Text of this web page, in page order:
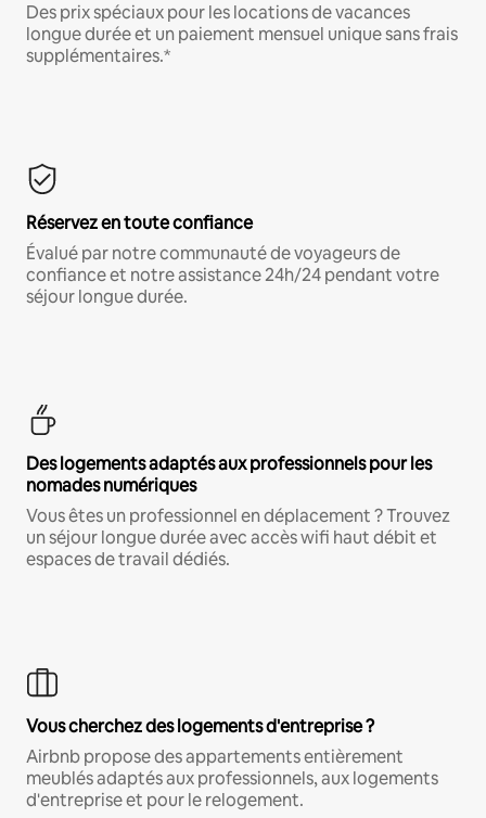
Des prix spéciaux pour les locations de vacances
longue durée et un paiement mensuel unique sans frais
supplémentaires.*
Réservez en toute confiance
Évalué par notre communauté de voyageurs de
confiance et notre assistance 24h/24 pendant votre
séjour longue durée.
Des logements adaptés aux professionnels pour les
nomades numériques
Vous êtes un professionnel en déplacement ? Trouvez
un séjour longue durée avec accès wifi haut débit et
espaces de travail dédiés.
Vous cherchez des logements d'entreprise ?
Airbnb propose des appartements entièrement
meublés adaptés aux professionnels, aux logements
d'entreprise et pour le relogement.